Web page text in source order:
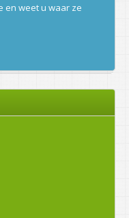
en weet u waar ze